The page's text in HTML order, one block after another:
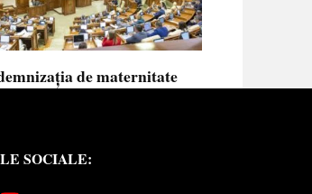
de maternitate
de maternitate pentru femeile
SOCIALE: